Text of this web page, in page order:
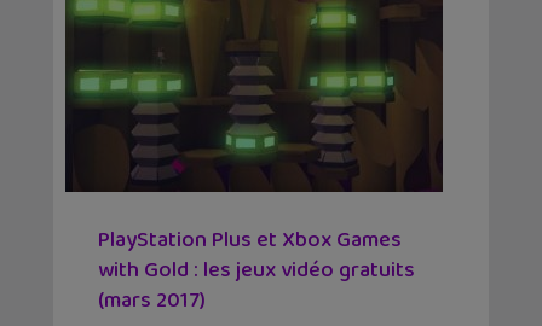
PlayStation Plus et Xbox Games
with Gold : les jeux vidéo gratuits
(mars 2017)